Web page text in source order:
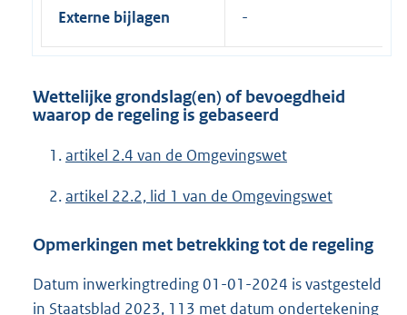
Externe bijlagen
Wettelijke grondslag(en) of bevoegdheid
waarop de regeling is gebaseerd
artikel 2.4 van de Omgevingswet
artikel 22.2, lid 1 van de Omgevingswet
Opmerkingen met betrekking tot de regeling
Datum inwerkingtreding 01-01-2024 is vastgesteld
in Staatsblad 2023, 113 met datum ondertekening